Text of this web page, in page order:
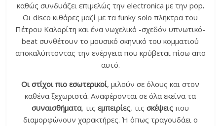
καθώς συνδυάζει επιμελώς την electronica με την pop.
Οι disco κιθάρες μαζί με τα funky solo πλήκτρα του
Πέτρου Καλορίτη και ένα νωχελικό -σχεδόν υπνωτικό-
beat συνθέτουν το μουσικό σκηνικό του κομματιού
αποκαλύπτοντας την ενέργεια που κρύβεται πίσω απο
αυτό.
Οι στίχοι πιο εσωτερικοί, μιλούν σε όλους και στον
καθένα ξεχωριστά. Αναφέρονται σε όλα εκείνα τα
συναισθήματα, τιςεμπειρίες, τιςσκέψεις που
διαμορφώνουν χαρακτήρες. Ή όπως τραγουδάει ο